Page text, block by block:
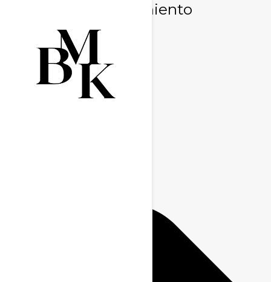
Gestionar consentimiento